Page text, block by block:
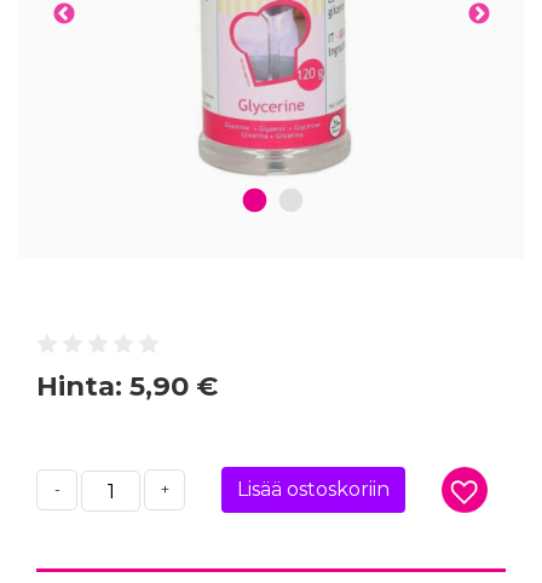
1 2
Hinta: 5,90 €
- + Lisää ostoskoriin